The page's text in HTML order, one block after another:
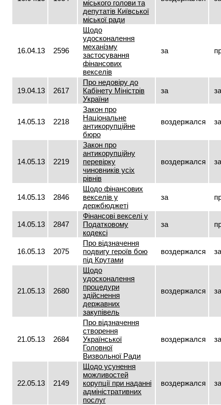
міського голови та
депутатів Київської
міської ради
16.04.13 2596
Щодо
удосконалення
механізму
застосування
фінансових
векселів
за
19.04.13 2617
Про недовіру до
Кабінету Міністрів
України
за за
14.05.13 2218
Закон про
Національне
антикорупційне
бюро
воздержался за
14.05.13 2219
Закон про
антикорупційну
перевірку
чиновників усіх
рівнів
воздержался за
14.05.13 2846
Щодо фінансових
векселів у
держбюджеті
за
14.05.13 2847
Фінансові векселі у
Податковому
кодексі
за
16.05.13 2075
Про відзначення
подвигу героїв бою
під Крутами
воздержался за
21.05.13 2680
Щодо
удосконалення
процедури
здійснення
державних
закупівель
воздержался за
21.05.13 2684
Про відзначення
створення
Української
Головної
Визвольної Ради
воздержался за
22.05.13 2149
Щодо усунення
можливостей
корупції при наданні
адміністративних
послуг
воздержался за